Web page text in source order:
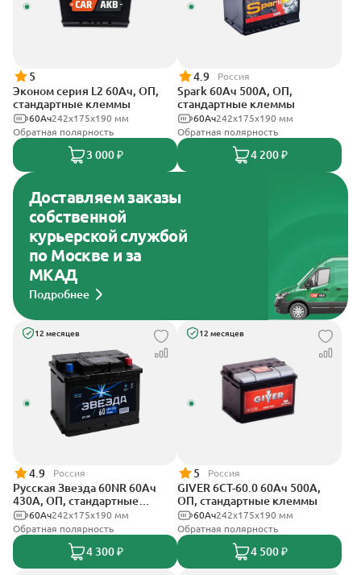
5
Эконом серия L2 60Ач, ОП,
стандартные клеммы
242х175х190 мм
60Ач
Обратная полярность
3 000 ₽
4.9 Россия
Spark 60Ач 500А, ОП,
стандартные клеммы
242х175х190 мм
60Ач
Обратная полярность
4 200 ₽
Доставляем заказы
собственной
курьерской службой
по Москве и за
МКАД
Подробнее
12 месяцев
4.9 Россия
Русская Звезда 60NR 60Ач
430А, ОП, стандартные
клеммы242x175x190 мм
60Ач
Обратная полярность
4 300 ₽
12 месяцев
5 Россия
GIVER 6СТ-60.0 60Ач 500А,
ОП, стандартные клеммы
242х175х190 мм
60Ач
Обратная полярность
4 500 ₽